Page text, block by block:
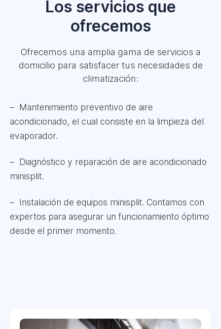
Los servicios que
ofrecemos
Ofrecemos una amplia gama de servicios a
domicilio para satisfacer tus necesidades de
climatización:
Mantenimiento preventivo de aire
acondicionado, el cual consiste en la limpieza del
evaporador.
Diagnóstico y reparación de aire acondicionado
minisplit.
Instalación de equipos minisplit. Contamos con
expertos para asegurar un funcionamiento óptimo
desde el primer momento.